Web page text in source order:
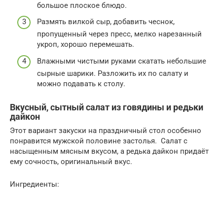
большое плоское блюдо.
Размять вилкой сыр, добавить чеснок,
пропущенный через пресс, мелко нарезанный
укроп, хорошо перемешать.
Влажными чистыми руками скатать небольшие
сырные шарики. Разложить их по салату и
можно подавать к столу.
Вкусный, сытный салат из говядины и редьки
дайкон
Этот вариант закуски на праздничный стол особенно
понравится мужской половине застолья. Салат с
насыщенным мясным вкусом, а редька дайкон придаёт
ему сочность, оригинальный вкус.
Ингредиенты: